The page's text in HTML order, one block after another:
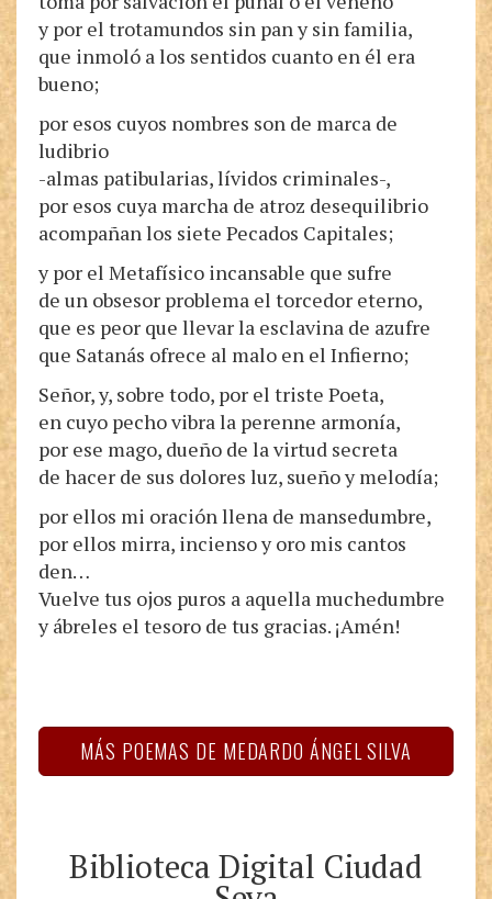
y por el trotamundos sin pan y sin familia,
que inmoló a los sentidos cuanto en él era
bueno;
por esos cuyos nombres son de marca de
ludibrio
-almas patibularias, lívidos criminales-,
por esos cuya marcha de atroz desequilibrio
acompañan los siete Pecados Capitales;
y por el Metafísico incansable que sufre
de un obsesor problema el torcedor eterno,
que es peor que llevar la esclavina de azufre
que Satanás ofrece al malo en el Infierno;
Señor, y, sobre todo, por el triste Poeta,
en cuyo pecho vibra la perenne armonía,
por ese mago, dueño de la virtud secreta
de hacer de sus dolores luz, sueño y melodía;
por ellos mi oración llena de mansedumbre,
por ellos mirra, incienso y oro mis cantos
den…
Vuelve tus ojos puros a aquella muchedumbre
y ábreles el tesoro de tus gracias. ¡Amén!
MÁS POEMAS DE MEDARDO ÁNGEL SILVA
Biblioteca Digital Ciudad